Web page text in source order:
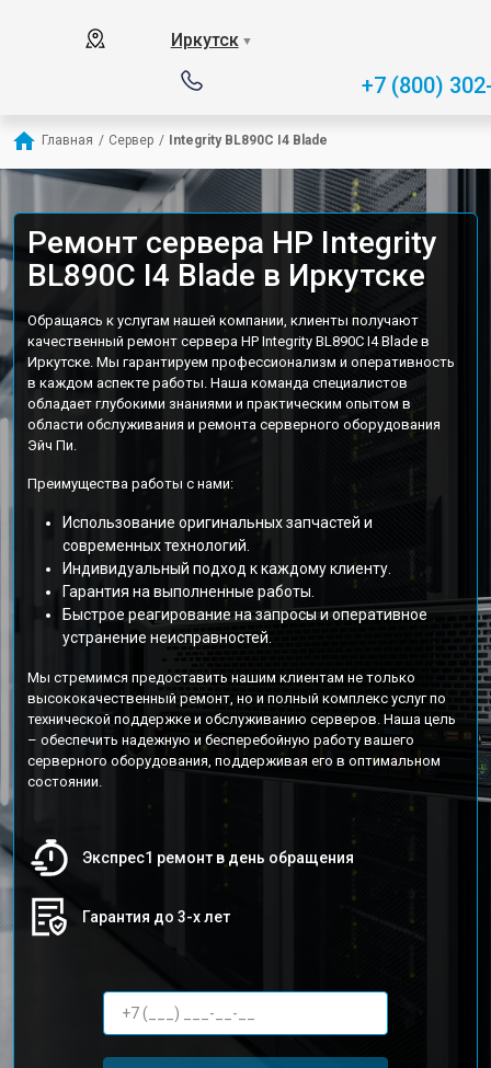
Иркутск ▼
+7 (800)
Главная / Сервер / Integrity BL890C I4 Blade
Ремонт сервера HP Integrity
BL890C I4 Blade в Иркутске
Обращаясь к услугам нашей компании, клиенты получают
качественный ремонт сервера HP Integrity BL890C I4 Blade в
Иркутске. Мы гарантируем профессионализм и оперативность
в каждом аспекте работы. Наша команда специалистов
обладает глубокими знаниями и практическим опытом в
области обслуживания и ремонта серверного оборудования
Эйч Пи.
Преимущества работы с нами:
Использование оригинальных запчастей и
современных технологий.
Индивидуальный подход к каждому клиенту.
Гарантия на выполненные работы.
Быстрое реагирование на запросы и оперативное
устранение неисправностей.
Мы стремимся предоставить нашим клиентам не только
высококачественный ремонт, но и полный комплекс услуг по
технической поддержке и обслуживанию серверов. Наша цель
– обеспечить надежную и бесперебойную работу вашего
серверного оборудования, поддерживая его в оптимальном
состоянии.
Экспрес1 ремонт в день обращения
Гарантия до 3-х лет